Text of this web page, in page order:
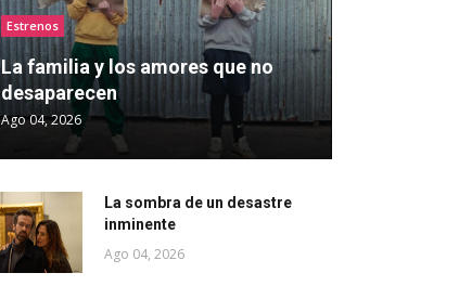
Estrenos
La familia y los amores que no
desaparecen
Ago 04, 2026
La sombra de un desastre
inminente
Ago 04, 2026